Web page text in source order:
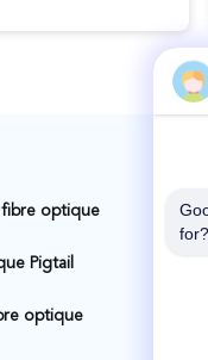
optique
Pigtail
optique
for?